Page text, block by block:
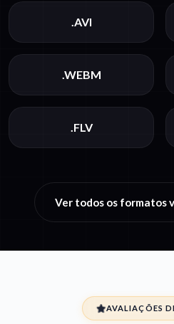
.AVI
.WEBM
.FLV
Ver todos os formatos
AVALIAÇÕES